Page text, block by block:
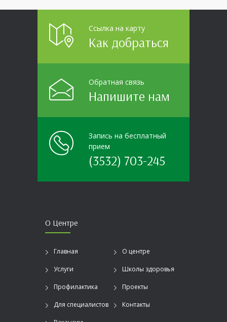
Ссылка на карту
Как добраться
Обратная связь
Напишите нам
Запись на бесплатный
прием
(3532) 703-245
О Центре
Главная О центре
Услуги Школы здоровья
Профилактика Проекты
Для специалистов Контакты